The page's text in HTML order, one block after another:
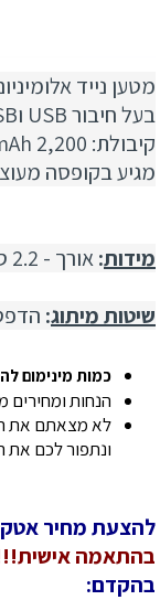
מטען נייד
בעל חיבור USB וMicro-USB.
קיבולת: 2,200 mAh.
מגיע בקופסה
מידות:אורך -
שיטות מיתוג:
כמות מינימום
הנחות ומחירים
לא מצאתם את
ונתפור לכם את
להצעת מחיר
בהתאמה
בהקדם: